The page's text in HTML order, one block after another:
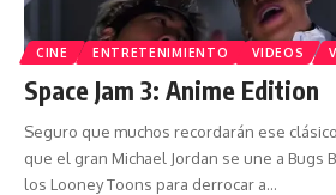
CINE ENTRETENIMIENTO VIDEOS
Space Jam 3: Anime Edition
Seguro que muchos recordarán ese
que el gran Michael Jordan se une a Bugs
los Looney Toons para derrocar a…